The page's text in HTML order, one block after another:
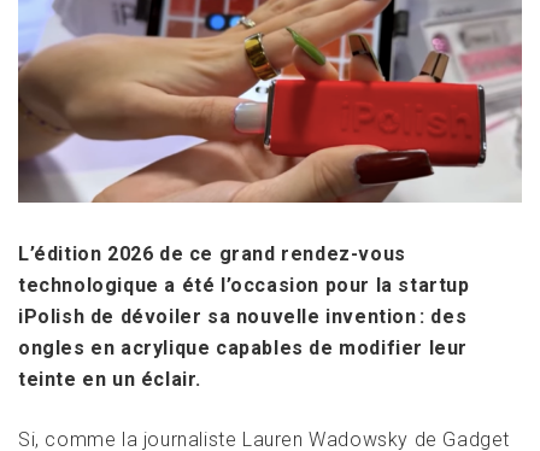
L’édition 2026 de ce grand rendez-vous
technologique a été l’occasion pour la startup
iPolish de dévoiler sa nouvelle invention : des
ongles en acrylique capables de modifier leur
teinte en un éclair.
Si, comme la journaliste Lauren Wadowsky de Gadget